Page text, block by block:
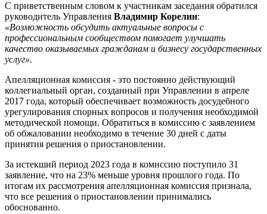
С приветственным словом к участникам заседания обратился
руководитель Управления Владимир Корелин:
«Возможность обсудить актуальные вопросы с
профессиональным сообществом помогает улучшать
качество оказываемых гражданам и бизнесу государственных
услуг».
Апелляционная комиссия - это постоянно действующий
коллегиальный орган, созданный при Управлении в апреле
2017 года, который обеспечивает возможность досудебного
урегулирования спорных вопросов и получения необходимой
методической помощи. Обратиться в комиссию с заявлением
об обжаловании необходимо в течение 30 дней с даты
принятия решения о приостановлении.
За истекший период 2023 года в комиссию поступило 31
заявление, что на 23% меньше уровня прошлого года. По
итогам их рассмотрения апелляционная комиссия признала,
что все решения о приостановлении принимались
обоснованно.